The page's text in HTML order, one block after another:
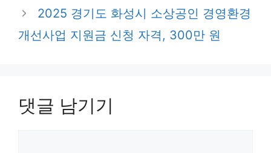
2025 경기도 화성시 소상공인 경영환경
개선사업 지원금 신청 자격, 300만 원
댓글 남기기